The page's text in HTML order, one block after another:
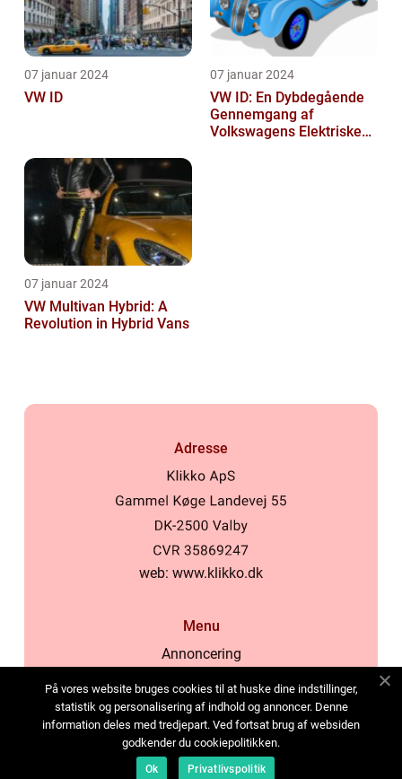
07 januar 2024
VW ID
07 januar 2024
VW ID: En Dybdegående
Gennemgang af
Volkswagens Elektriske
07 januar 2024
VW Multivan Hybrid: A
Revolution in Hybrid Vans
Adresse
web: www.klikko.dk
Menu
Annoncering
Cookies
Kontakt os
Sitemap
På vores website bruges cookies til at huske dine indstillinger,
statistik og personalisering af indhold og annoncer. Denne
information deles med tredjepart. Ved fortsat brug af websiden
godkender du cookiepolitikken.
Ok Privatlivspolitik